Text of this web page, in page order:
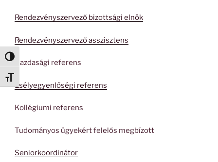
Nagy kontraszt váltása
Betűméret váltása
Rendezvényszervező bizottsági elnök
Rendezvényszervező asszisztens
Gazdasági referens
Esélyegyenlőségi referens
Kollégiumi referens
Tudományos ügyekért felelős megbízott
Seniorkoordinátor